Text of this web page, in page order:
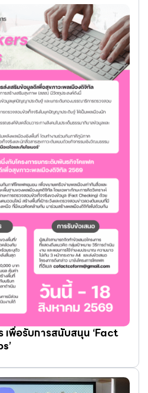
เพื่อรับการสนับสนุน ‘Fact